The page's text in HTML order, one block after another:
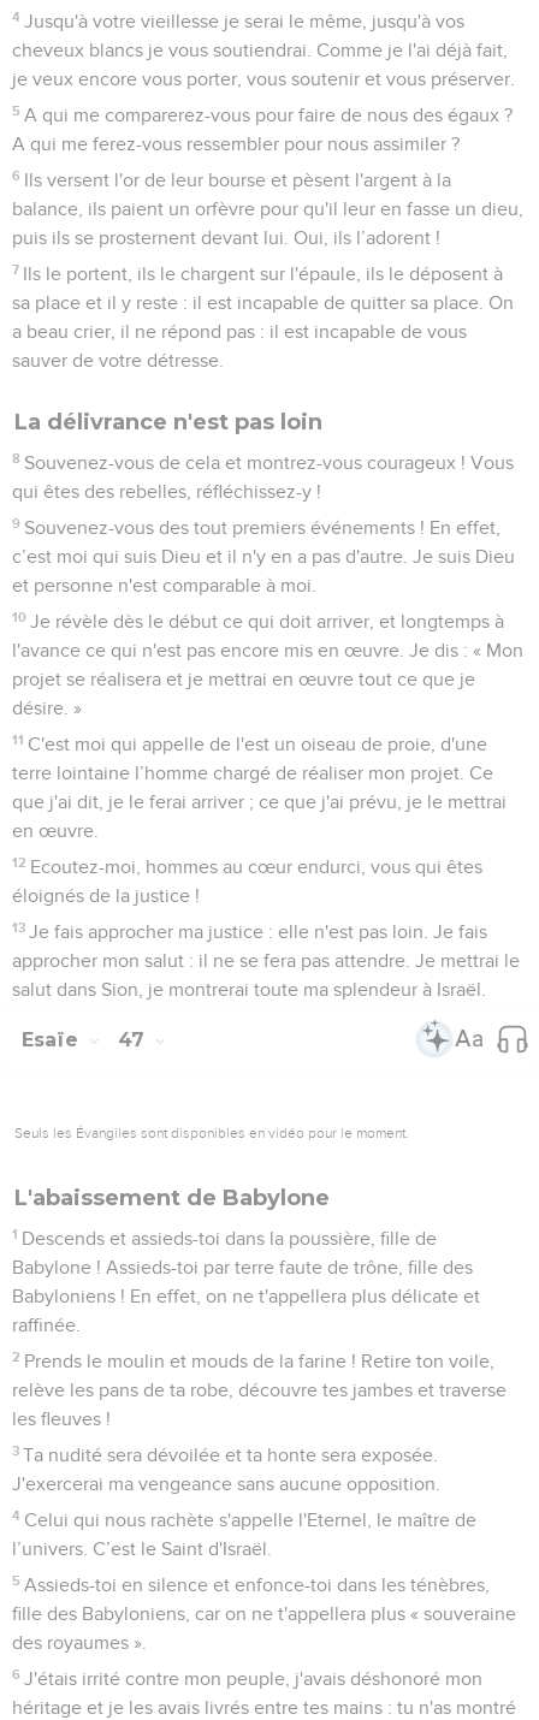
4 Jusqu'à votre vieillesse je serai le même, jusqu'à vos
cheveux blancs je vous soutiendrai. Comme je l'ai déjà fait,
je veux encore vous porter, vous soutenir et vous préserver.
5 A qui me comparerez-vous pour faire de nous des égaux ?
A qui me ferez-vous ressembler pour nous assimiler ?
6 Ils versent l'or de leur bourse et pèsent l'argent à la
balance, ils paient un orfèvre pour qu'il leur en fasse un dieu,
puis ils se prosternent devant lui. Oui, ils l’adorent !
7 Ils le portent, ils le chargent sur l'épaule, ils le déposent à
sa place et il y reste : il est incapable de quitter sa place. On
a beau crier, il ne répond pas : il est incapable de vous
sauver de votre détresse.
La délivrance n'est pas loin
8 Souvenez-vous de cela et montrez-vous courageux ! Vous
qui êtes des rebelles, réfléchissez-y !
9 Souvenez-vous des tout premiers événements ! En effet,
c’est moi qui suis Dieu et il n'y en a pas d'autre. Je suis Dieu
et personne n'est comparable à moi.
10 Je révèle dès le début ce qui doit arriver, et longtemps à
l'avance ce qui n'est pas encore mis en œuvre. Je dis : « Mon
projet se réalisera et je mettrai en œuvre tout ce que je
désire. »
11 C'est moi qui appelle de l'est un oiseau de proie, d'une
terre lointaine l’homme chargé de réaliser mon projet. Ce
que j'ai dit, je le ferai arriver ; ce que j'ai prévu, je le mettrai
en œuvre.
12 Ecoutez-moi, hommes au cœur endurci, vous qui êtes
éloignés de la justice !
13 Je fais approcher ma justice : elle n'est pas loin. Je fais
approcher mon salut : il ne se fera pas attendre. Je mettrai le
salut dans Sion, je montrerai toute ma splendeur à Israël.
Esaïe 47
Seuls les Évangiles sont disponibles en vidéo pour le moment.
L'abaissement de Babylone
1 Descends et assieds-toi dans la poussière, fille de
Babylone ! Assieds-toi par terre faute de trône, fille des
Babyloniens ! En effet, on ne t'appellera plus délicate et
raffinée.
2 Prends le moulin et mouds de la farine ! Retire ton voile,
relève les pans de ta robe, découvre tes jambes et traverse
les fleuves !
3 Ta nudité sera dévoilée et ta honte sera exposée.
J'exercerai ma vengeance sans aucune opposition.
4 Celui qui nous rachète s'appelle l'Eternel, le maître de
l’univers. C’est le Saint d'Israël.
5 Assieds-toi en silence et enfonce-toi dans les ténèbres,
fille des Babyloniens, car on ne t'appellera plus « souveraine
des royaumes ».
6 J'étais irrité contre mon peuple, j'avais déshonoré mon
héritage et je les avais livrés entre tes mains : tu n'as montré